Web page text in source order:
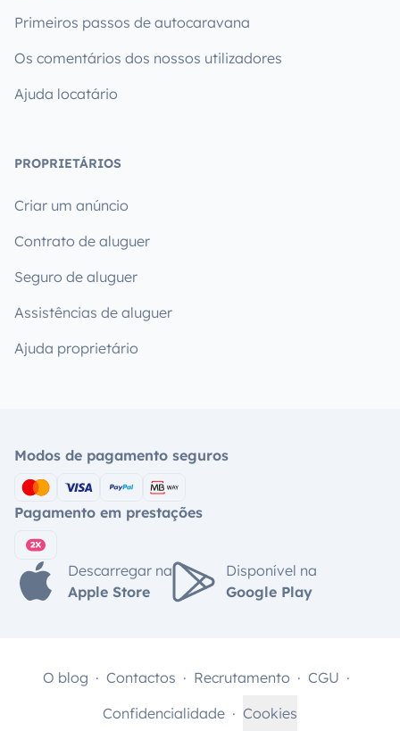
Primeiros passos de autocaravana
Os comentários dos nossos utilizadores
Ajuda locatário
PROPRIETÁRIOS
Criar um anúncio
Contrato de aluguer
Seguro de aluguer
Assistências de aluguer
Ajuda proprietário
Modos de pagamento seguros
Pagamento em prestações
Descarregar na
Apple Store
Disponível na
Google Play
O blog Contactos Recrutamento
CGU
Confidencialidade
Cookies